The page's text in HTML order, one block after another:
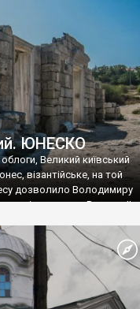
з фондів об’єкту
Таврійського».
але експерти та
[…]
ЮНЕСКО
облоги, Великий київський
візантійське, на той
дозволило Володимиру
імператору Василю ІІ,
Василем-
Русі. На честь
місто […]